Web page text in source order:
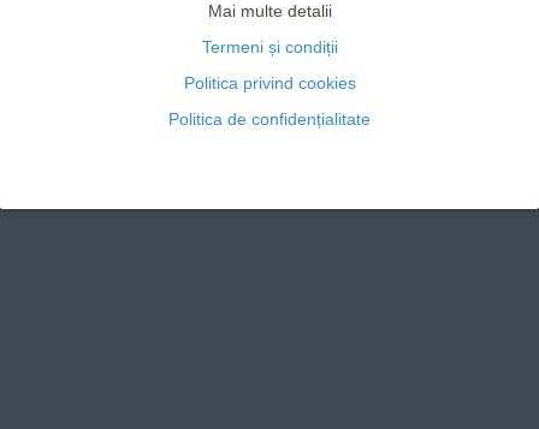
Mai multe detalii
Termeni și condiții
Politica privind cookies
Politica de confidențialitate